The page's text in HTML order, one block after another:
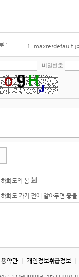
: 1.
비밀번호
하화도의 봄
하화도 가기 전에 알아두면 좋